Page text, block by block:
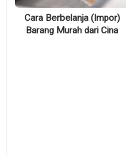
Cara Berbelanja (Impor)
Barang Murah dari Cina